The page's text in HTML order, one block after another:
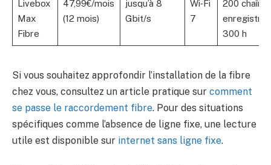
Livebox
Max
Fibre
47,99€/mois
(12 mois)
jusqu’à 8
Gbit/s
Wi‑Fi
7
200
300 h
Si vous souhaitez approfondir l’installation de la fibre
chez vous, consultez un article pratique sur comment
se passe le raccordement fibre. Pour des situations
spécifiques comme l’absence de ligne fixe, une lecture
utile est disponible sur internet sans ligne fixe.